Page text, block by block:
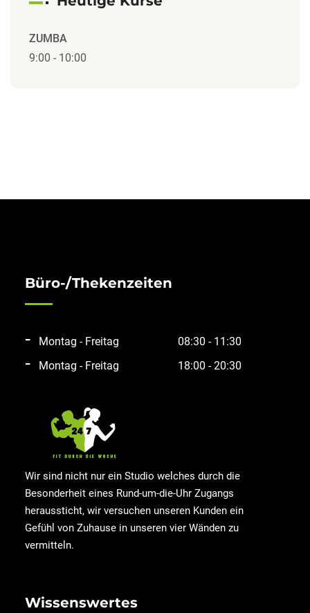
ZUMBA
9:00 - 10:00
Büro-/Thekenzeiten
Montag - Freitag
08:30 - 11:30
Montag - Freitag
18:00 - 20:30
Wir sind nicht nur ein Studio welches durch die
Besonderheit eines Rund-um-die-Uhr Zugangs
heraussticht, wir versuchen unseren Kunden ein
Gefühl von Zuhause in unseren vier Wänden zu
vermitteln.
Wissenswertes